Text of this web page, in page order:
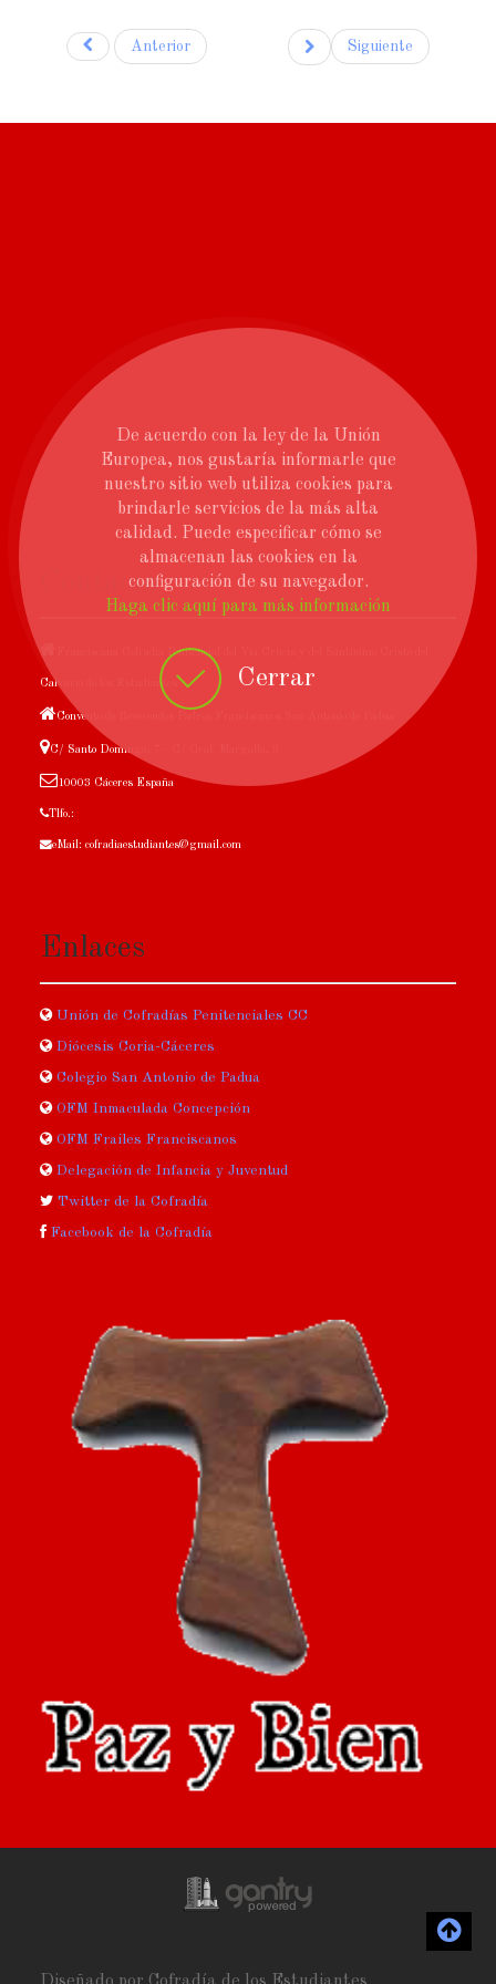
Cerrar
De acuerdo con la ley de la Unión
Europea, nos gustaría informarle que
nuestro sitio web utiliza cookies para
brindarle servicios de la más alta
calidad. Puede especificar cómo se
almacenan las cookies en la
configuración de su navegador.
Haga clic aquí para más información
Anterior Siguiente
Contacto
Franciscana Cofradía Penitencial del Vía Crucis y del Santísimo Cristo del
Calvario de los Estudiantes
Convento de Reverendos Padres Franciscanos San Antonio de Pádua
C/ Santo Domingo, 7 - C/ Gral. Margallo, 3
10003 Cáceres España
Tlfo.:
eMail: cofradiaestudiantes@gmail.com
Enlaces
Unión de Cofradías Penitenciales CC
Diócesis Coria-Cáceres
Colegio San Antonio de Padua
OFM Inmaculada Concepción
OFM Frailes Franciscanos
Delegación de Infancia y Juventud
Twitter de la Cofradía
Facebook de la Cofradía